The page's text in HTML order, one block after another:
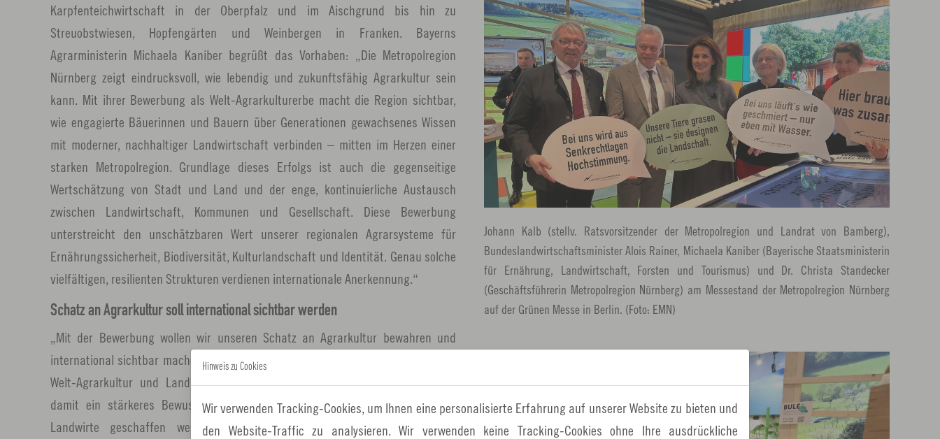
Karpfenteichwirtschaft in der Oberpfalz und im Aischgrund bis hin zu
Streuobstwiesen, Hopfengärten und Weinbergen in Franken. Bayerns
Agrarministerin Michaela Kaniber begrüßt das Vorhaben: „Die Metropolregion
Nürnberg zeigt eindrucksvoll, wie lebendig und zukunftsfähig Agrarkultur sein
kann. Mit ihrer Bewerbung als Welt-Agrarkulturerbe macht die Region sichtbar,
wie engagierte Bäuerinnen und Bauern über Generationen gewachsenes Wissen
mit moderner, nachhaltiger Landwirtschaft verbinden – mitten im Herzen einer
starken Metropolregion. Grundlage dieses Erfolgs ist auch die gegenseitige
Wertschätzung von Stadt und Land und der enge, kontinuierliche Austausch
zwischen Landwirtschaft, Kommunen und Gesellschaft. Diese Bewerbung
unterstreicht den unschätzbaren Wert unserer regionalen Agrarsysteme für
Ernährungssicherheit, Biodiversität, Kulturlandschaft und Identität. Genau solche
vielfältigen, resilienten Strukturen verdienen internationale Anerkennung.“
Schatz an Agrarkultur soll international sichtbar werden
„Mit der Bewerbung wollen wir unseren Schatz an Agrarkultur bewahren und
international sichtbar machen“, erklärt Klaus Peter Söllner, Sprecher des Beirats
Welt-Agrarkultur und Landrat im oberfränkischen Kulmbach. Außerdem solle
damit ein stärkeres Bewusstsein für die Leistungen der Landwirtinnen und
Landwirte geschaffen werden, die erheblich zur Landschaftspflege und
Johann Kalb (stellv. Ratsvorsitzender der Metropolregion und Landrat von Bamberg),
Bundeslandwirtschaftsminister Alois Rainer, Michaela Kaniber (Bayerische Staatsministerin
für Ernährung, Landwirtschaft, Forsten und Tourismus) und Dr. Christa Standecker
(Geschäftsführerin Metropolregion Nürnberg) am Messestand der Metropolregion Nürnberg
auf der Grünen Messe in Berlin. (Foto: EMN)
Hinweis zu Cookies
Wir verwenden Tracking-Cookies, um Ihnen eine personalisierte Erfahrung auf unserer Website zu bieten und
den Website-Traffic zu analysieren. Wir verwenden keine Tracking-Cookies ohne Ihre ausdrückliche